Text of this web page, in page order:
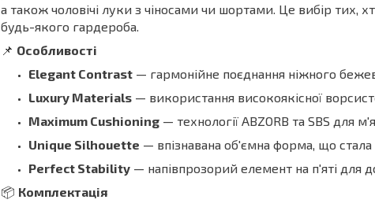
а також чоловічі луки з чіносами чи шортами. Це вибір тих,
будь-якого гардероба.
📌 Особливості
Elegant Contrast — гармонійне поєднання ніжного
Luxury Materials — використання високоякісної
Maximum Cushioning — технології ABZORB та SBS для
Unique Silhouette — впізнавана об'ємна форма, що стала
Perfect Stability — напівпрозорий елемент на п'яті для
📦 Комплектація